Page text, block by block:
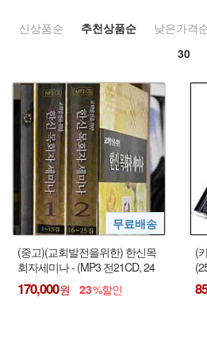
신상품순 추천상품순 낮은가격
30
(중고)(교회발전을위한) 한신목
회자세미나 - (MP3 전21CD, 24
집 없음 / Software 17CD)
170,000 23
(